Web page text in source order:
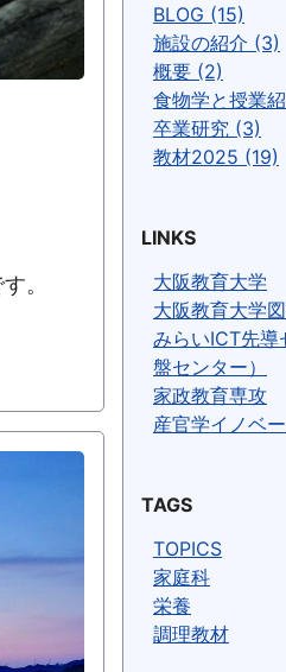
。
BLOG (15)
施設の紹介 (3)
概要 (2)
食物学と授業
卒業研究 (3)
教材2025 (19)
LINKS
大阪教育大学
大阪教育大学
みらいICT先導
盤センター）
家政教育専攻
産官学イノベ
TAGS
TOPICS
家庭科
栄養
調理教材